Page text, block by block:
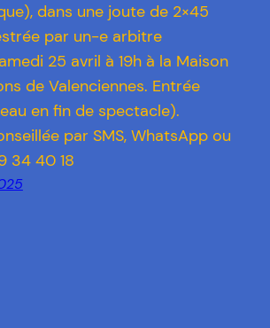
dans une joute de 2×45
par un-e arbitre
25 avril à 19h à la Maison
de Valenciennes. Entrée
en fin de spectacle).
par SMS, WhatsApp ou
34 40 18